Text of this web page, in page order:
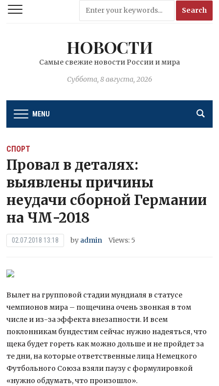
НОВОСТИ
Самые свежие новости России и мира
Суббота, 8 августа, 2026
MENU
СПОРТ
Провал в деталях:
выявлены причины
неудачи сборной Германии
на ЧМ-2018
02.07.2018 13:18 by admin Views: 5
Вылет на групповой стадии мундиаля в статусе
чемпионов мира – пощечина очень звонкая в том
числе и из-за эффекта внезапности. И всем
поклонникам бундестим сейчас нужно надеяться, что
щека будет гореть как можно дольше и не пройдет за
те дни, на которые ответственные лица Немецкого
Футбольного Союза взяли паузу с формулировкой
«нужно обдумать, что произошло».